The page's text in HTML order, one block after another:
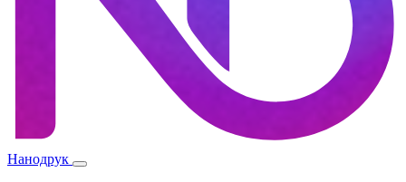
Нанодрук